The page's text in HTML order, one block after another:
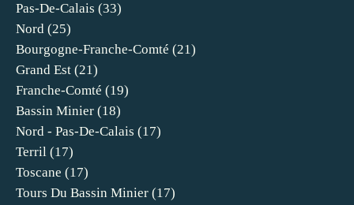
Pas-De-Calais (33)
Nord (25)
Bourgogne-Franche-Comté (21)
Grand Est (21)
Franche-Comté (19)
Bassin Minier (18)
Nord - Pas-De-Calais (17)
Terril (17)
Toscane (17)
Tours Du Bassin Minier (17)